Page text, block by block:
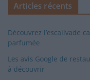
Articles récents
Découvrez l’escalivade
parfumée
Les avis Google de
à découvrir